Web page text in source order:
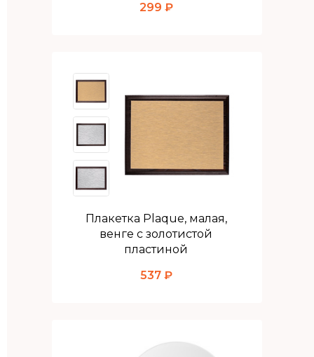
299 ₽
Плакетка Plaque, малая,
венге с золотистой
пластиной
537 ₽